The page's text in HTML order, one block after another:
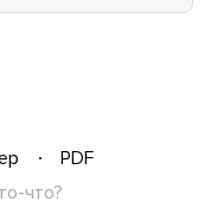
PDF
что?